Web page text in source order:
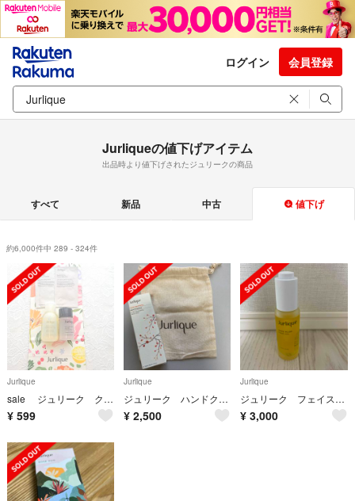
ログイン 会員登録
Jurliqueの値下げアイテム
出品時より値下げされたジュリークの商品
すべて 新品 中古 値下げ
約6,000件中 289 - 324件
Jurlique
sale ジュリーク クレンジング ローション クレンザー ウォーターエッセン
¥ 599
Jurlique
ジュリーク ハンドクリーム
¥ 2,500
Jurlique
ジュリーク フェイスオイル 30ml
¥ 3,000